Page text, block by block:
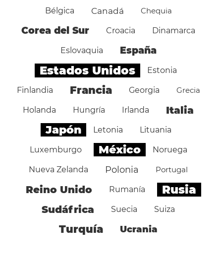
Bélgica Canadá Chequia
Corea del Sur Croacia Dinamarca
Eslovaquia España
Estados Unidos Estonia
Finlandia Francia Georgia Grecia
Holanda Hungría Irlanda Italia
Japón Letonia Lituania
Luxemburgo México Noruega
Nueva Zelanda Polonia Portugal
Reino Unido Rumanía Rusia
Sudáfrica Suecia Suiza
Turquía Ucrania